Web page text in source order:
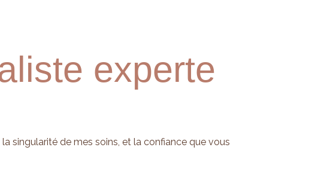
experte
singularité de mes soins, et la confiance que vous